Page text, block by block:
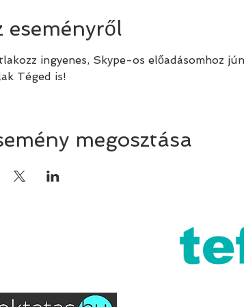
eseményről
ingyenes, Skype-os előadásomhoz
Téged is!
megosztása